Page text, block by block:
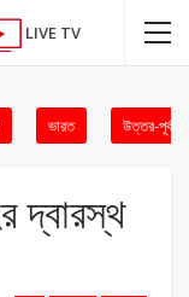
LIVE TV
ভারত উত্তর-পূর্ব
দ্বারস্থ